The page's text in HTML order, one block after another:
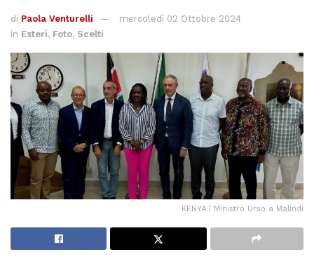
di Paola Venturelli
mercoledì 02 Ottobre 2024
in Esteri, Foto, Scelti
KENYA | Ministro Urso a Malindi